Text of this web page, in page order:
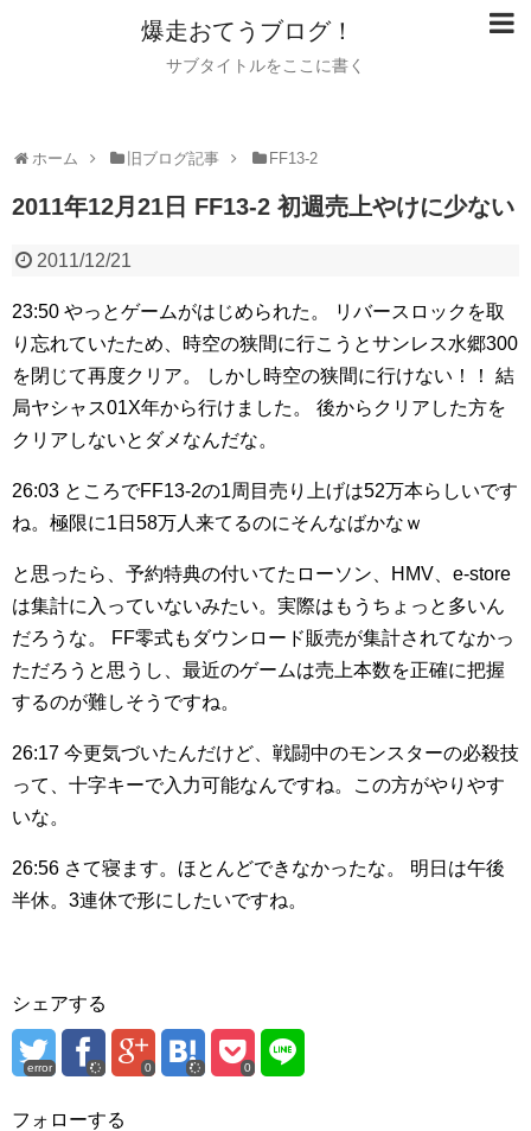
爆走おてうブログ！
サブタイトルをここに書く
ホーム 旧ブログ記事 FF13-2
2011年12月21日 FF13-2 初週売上やけに少ない
2011/12/21
23:50 やっとゲームがはじめられた。
リバースロックを取
り忘れていたため、時空の狭間に行こうとサンレス水郷300
を閉じて再度クリア。
しかし時空の狭間に行けない！！
結
局ヤシャス01X年から行けました。
後からクリアした方を
クリアしないとダメなんだな。
26:03 ところでFF13-2の1周目売り上げは52万本らしいです
ね。極限に1日58万人来てるのにそんなばかなｗ
と思ったら、予約特典の付いてたローソン、HMV、e-store
は集計に入っていないみたい。実際はもうちょっと多いん
だろうな。
FF零式もダウンロード販売が集計されてなかっ
ただろうと思うし、最近のゲームは売上本数を正確に把握
するのが難しそうですね。
26:17 今更気づいたんだけど、戦闘中のモンスターの必殺技
って、十字キーで入力可能なんですね。この方がやりやす
いな。
26:56 さて寝ます。ほとんどできなかったな。
明日は午後
半休。3連休で形にしたいですね。
シェアする
error 0 0
フォローする